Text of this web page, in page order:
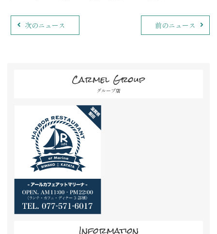
次のニュース 前のニュース
Carmel Group
グループ店
Information